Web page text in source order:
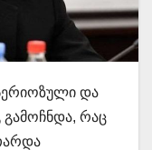
და
გამოჩნდა, რაც